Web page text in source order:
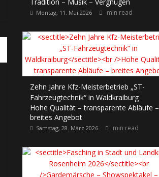
Montag, 11. Mai 2026 min read
Zehn Jahre Kfz-Meisterbetrieb „ST-
Fahrzeugtechnik“ in Waldkraiburg
Hohe Qualität – transparente Abläufe –
breites Angebot
Samstag, 28. März 2026 min read